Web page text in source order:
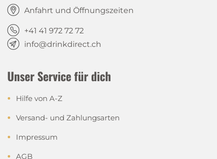
Anfahrt und Öffnungszeiten
+41 41 972 72 72
info@drinkdirect.ch
Unser Service für dich
Hilfe von A-Z
Versand- und Zahlungsarten
Impressum
AGB